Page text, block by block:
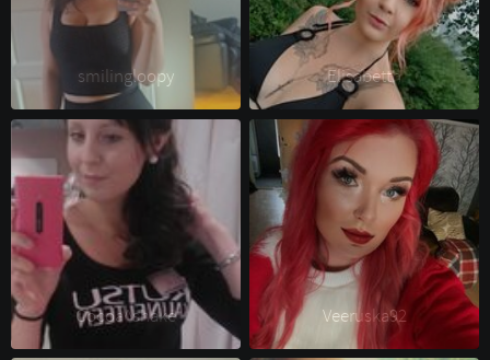
smilingloopy Elisabetth
Cocoa^shake Veeruska92